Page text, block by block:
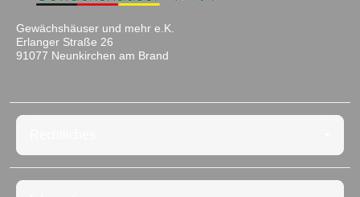
Gewächshäuser und mehr e.K.
Erlanger Straße 26
91077 Neunkirchen am Brand